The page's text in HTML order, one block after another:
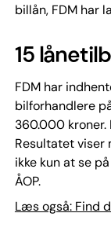
billån, FDM har
15
FDM har
bilforhandlere
360.000 kroner.
Resultatet viser
ikke kun at se
ÅOP.
Læs også: Find